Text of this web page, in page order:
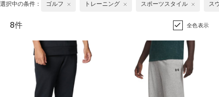
選択中の条件： ゴルフ トレーニング スポーツスタイル ス
8件 全色表示